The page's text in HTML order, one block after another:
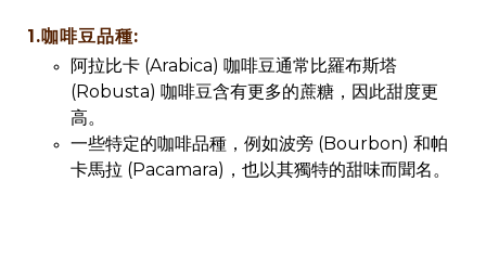
1.咖啡豆品種:
阿拉比卡 (Arabica) 咖啡豆通常比羅布斯塔
(Robusta) 咖啡豆含有更多的蔗糖，因此甜度更
高。
一些特定的咖啡品種，例如波旁 (Bourbon) 和帕
卡馬拉 (Pacamara)，也以其獨特的甜味而聞名。